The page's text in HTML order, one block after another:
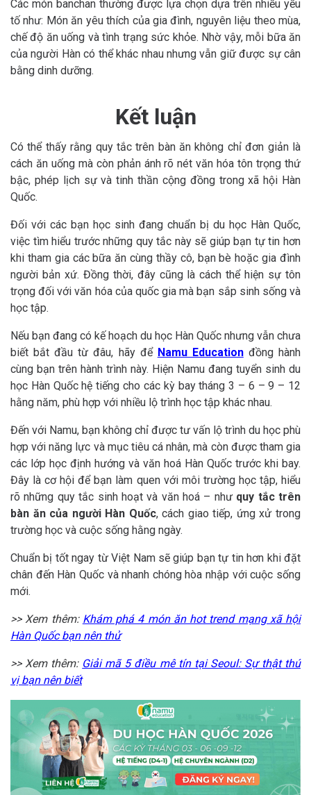
Các món banchan thường được lựa chọn dựa trên nhiều yếu
tố như: Món ăn yêu thích của gia đình, nguyên liệu theo mùa,
chế độ ăn uống và tình trạng sức khỏe. Nhờ vậy, mỗi bữa ăn
của người Hàn có thể khác nhau nhưng vẫn giữ được sự cân
bằng dinh dưỡng.
Kết luận
Có thể thấy rằng quy tắc trên bàn ăn không chỉ đơn giản là
cách ăn uống mà còn phản ánh rõ nét văn hóa tôn trọng thứ
bậc, phép lịch sự và tinh thần cộng đồng trong xã hội Hàn
Quốc.
Đối với các bạn học sinh đang chuẩn bị du học Hàn Quốc,
việc tìm hiểu trước những quy tắc này sẽ giúp bạn tự tin hơn
khi tham gia các bữa ăn cùng thầy cô, bạn bè hoặc gia đình
người bản xứ. Đồng thời, đây cũng là cách thể hiện sự tôn
trọng đối với văn hóa của quốc gia mà bạn sắp sinh sống và
học tập.
Nếu bạn đang có kế hoạch du học Hàn Quốc nhưng vẫn chưa
biết bắt đầu từ đâu, hãy để Namu Educationđồng hành
cùng bạn trên hành trình này. Hiện Namu đang tuyển sinh du
học Hàn Quốc hệ tiếng cho các kỳ bay tháng 3 – 6 – 9 – 12
hằng năm, phù hợp với nhiều lộ trình học tập khác nhau.
Đến với Namu, bạn không chỉ được tư vấn lộ trình du học phù
hợp với năng lực và mục tiêu cá nhân, mà còn được tham gia
các lớp học định hướng và văn hoá Hàn Quốc trước khi bay.
Đây là cơ hội để bạn làm quen với môi trường học tập, hiểu
rõ những quy tắc sinh hoạt và văn hoá – như quy tắc trên
bàn ăn của người Hàn Quốc, cách giao tiếp, ứng xử trong
trường học và cuộc sống hằng ngày.
Chuẩn bị tốt ngay từ Việt Nam sẽ giúp bạn tự tin hơn khi đặt
chân đến Hàn Quốc và nhanh chóng hòa nhập với cuộc sống
mới.
>> Xem thêm: Khám phá 4 món ăn hot trend mạng xã hội
Hàn Quốc bạn nên thử
>> Xem thêm: Giải mã 5 điều mê tín tại Seoul: Sự thật thú
vị bạn nên biết